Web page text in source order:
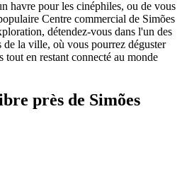
havre pour les cinéphiles, ou de vous
Centre commercial de Simões
détendez-vous dans l'un des
de la ville, où vous pourrez déguster
tout en restant connecté au monde
près de Simões